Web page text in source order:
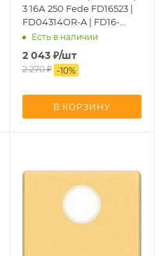
3 16А 250 Fede FD16523 |
FD04314OR-A | FD16-
BAST
Есть в наличии
2 043₽/шт
2 270₽ -10%
В КОРЗИНУ